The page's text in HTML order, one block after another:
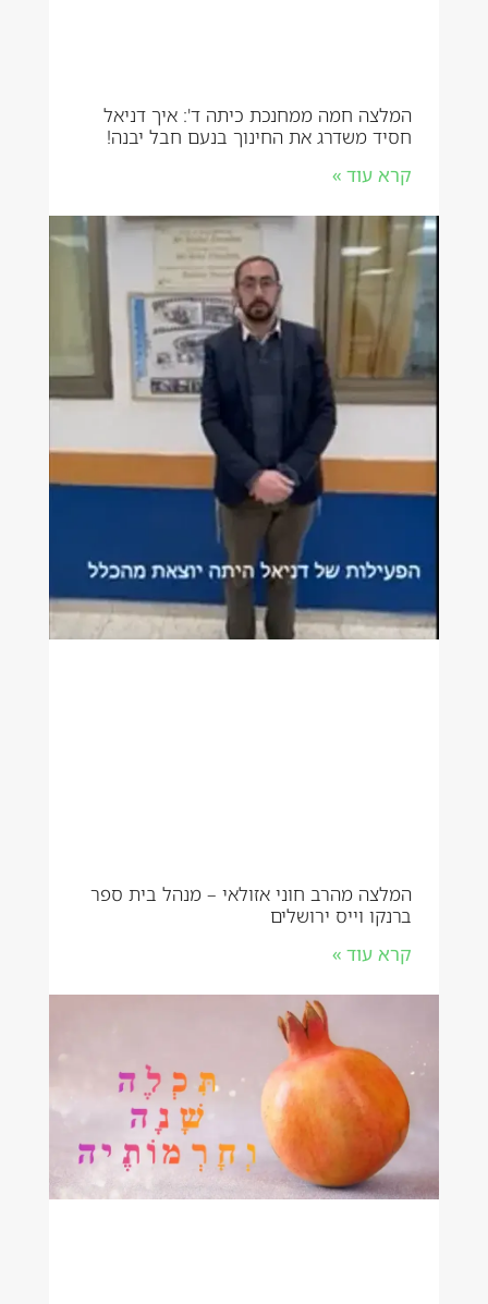
המלצה חמה ממחנכת כיתה ד': איך דניאל
חסיד משדרג את החינוך בנעם חבל יבנה!
קרא עוד »
המלצה מהרב חוני אזולאי – מנהל בית ספר
ברנקו וייס ירושלים
קרא עוד »